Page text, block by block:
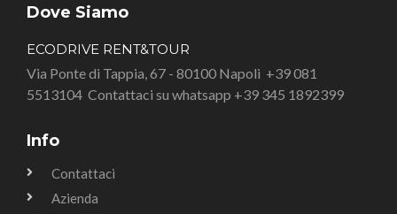
Dove Siamo
ECODRIVE RENT&TOUR
Via Ponte di Tappia, 67 - 80100 Napoli +39 081
5513104 Contattaci su whatsapp +39 345 1892399
Info
Contattaci
Azienda